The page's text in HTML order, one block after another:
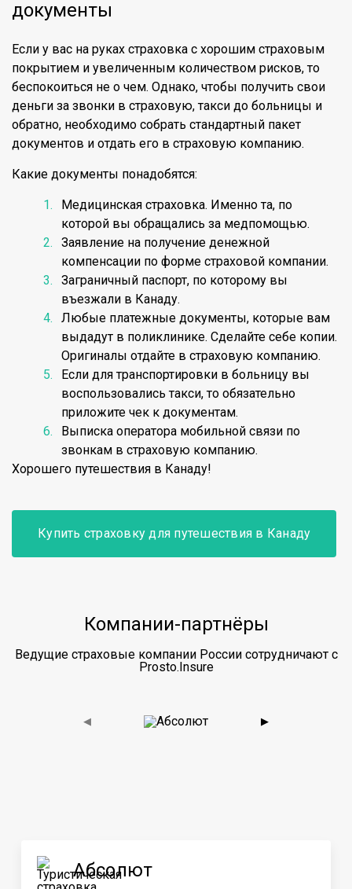
документы
Если у вас на руках страховка с хорошим страховым
покрытием и увеличенным количеством рисков, то
беспокоиться не о чем. Однако, чтобы получить свои
деньги за звонки в страховую, такси до больницы и
обратно, необходимо собрать стандартный пакет
документов и отдать его в страховую компанию.
Какие документы понадобятся:
Медицинская страховка. Именно та, по
которой вы обращались за медпомощью.
Заявление на получение денежной
компенсации по форме страховой компании.
Заграничный паспорт, по которому вы
въезжали в Канаду.
Любые платежные документы, которые вам
выдадут в поликлинике. Сделайте себе копии.
Оригиналы отдайте в страховую компанию.
Если для транспортировки в больницу вы
воспользовались такси, то обязательно
приложите чек к документам.
Выписка оператора мобильной связи по
звонкам в страховую компанию.
Хорошего путешествия в Канаду!
Купить страховку для путешествия в Канаду
Компании-партнёры
Ведущие страховые компании России сотрудничают с
Prosto.Insure
◀ ▶
Абсолют